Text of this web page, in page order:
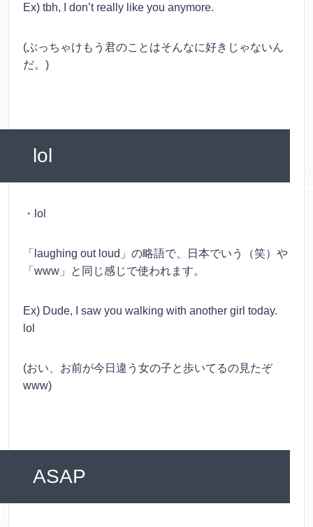
Ex) tbh, I don’t really like you anymore.
(ぶっちゃけもう君のことはそんなに好きじゃないん
だ。)
lol
・lol
「laughing out loud」の略語で、日本でいう（笑）や
「www」と同じ感じで使われます。
Ex) Dude, I saw you walking with another girl today.
lol
(おい、お前が今日違う女の子と歩いてるの見たぞ
www)
ASAP